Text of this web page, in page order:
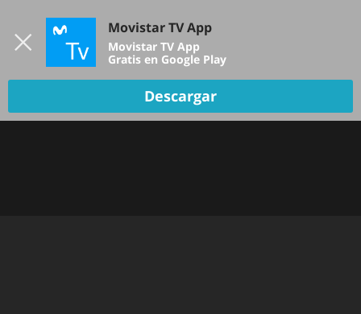
TV EN VIVO
Movistar TV App
Movistar TV App
Gratis en Google Play
Descargar